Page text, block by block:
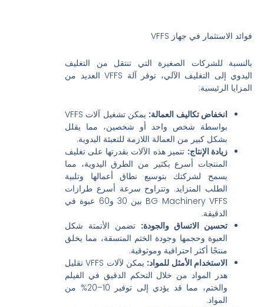
فوائد الاستثمار في جهاز VFFS
بالنسبة للشركات الصغيرة التي تنتقل من التغليف
اليدوي إلى التغليف الآلي، توفر آلة VFFS العديد من
المزايا الرئيسية:
انخفاض تكاليف العمالة:
يمكن تشغيل آلات VFFS
بواسطة شخص واحد أو شخصين، مما يقلل
بشكل كبير من العمالة اللازمة للتعبئة اليدوية.
زيادة الإنتاج:تتميز هذه الآلات بقدرتها على تغليف
المنتجات أسرع بكثير من الطرق اليدوية، مما
يسمح لشركتك بتوسيع نطاق أعمالها وتلبية
الطلب المتزايد. وتتراوح سرعة أسرع طرازات
BG Machinery VFFS بين 30 و60 عبوة في
الدقيقة.
تحسين الاتساق والجودة:تضمن الأتمتة شكل
العبوة وحجمها وجودة الختم المتسقة، مما يخلق
منتجًا أكثر احترافية وموثوقية.
الاستخدام الأمثل للمواد:
يمكن لآلات VFFS تقليل
هدر المواد من خلال التحكم الدقيق في الفيلم
والختم، مما قد يؤدي إلى توفير 10–20% من
المواد.